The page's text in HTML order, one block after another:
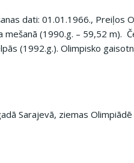
dati: 01.01.1966., Preiļos
mešanā (1990.g. – 59,52 m).
(1992.g.). Olimpisko
Sarajevā, ziemas